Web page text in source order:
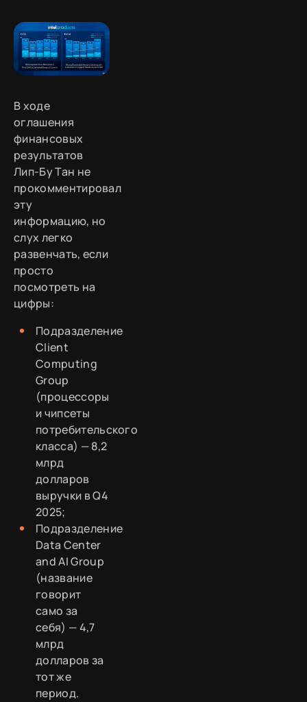
В ходе
оглашения
финансовых
результатов
Лип-Бу Тан не
прокомментировал
эту
информацию, но
слух легко
развенчать, если
просто
посмотреть на
цифры:
Подразделение
Client
Computing
Group
(процессоры
и чипсеты
потребительского
класса) — 8,2
млрд
долларов
выручки в Q4
2025;
Подразделение
Data Center
and AI Group
(название
говорит
само за
себя) — 4,7
млрд
долларов за
тот же
период.